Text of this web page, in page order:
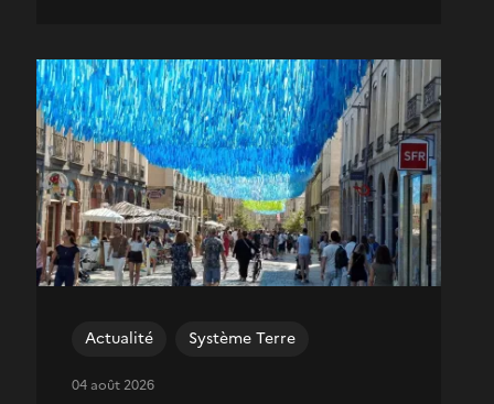
Actualité Système Terre
04 août 2026